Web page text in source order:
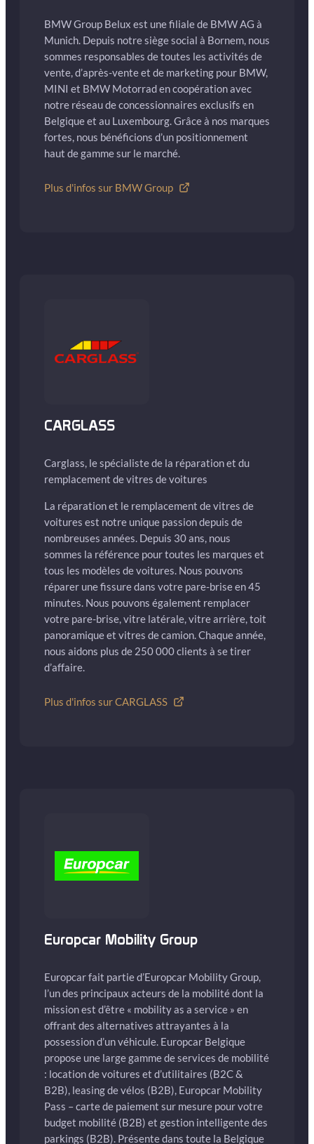
BMW Group Belux est une filiale de BMW AG à
Munich. Depuis notre siège social à Bornem, nous
sommes responsables de toutes les activités de
vente, d’après-vente et de marketing pour BMW,
MINI et BMW Motorrad en coopération avec
notre réseau de concessionnaires exclusifs en
Belgique et au Luxembourg. Grâce à nos marques
fortes, nous bénéficions d’un positionnement
haut de gamme sur le marché.
Plus d'infos sur BMW Group
CARGLASS
Carglass, le spécialiste de la réparation et du
remplacement de vitres de voitures
La réparation et le remplacement de vitres de
voitures est notre unique passion depuis de
nombreuses années. Depuis 30 ans, nous
sommes la référence pour toutes les marques et
tous les modèles de voitures. Nous pouvons
réparer une fissure dans votre pare-brise en 45
minutes. Nous pouvons également remplacer
votre pare-brise, vitre latérale, vitre arrière, toit
panoramique et vitres de camion. Chaque année,
nous aidons plus de 250 000 clients à se tirer
d’affaire.
Plus d'infos sur CARGLASS
Europcar Mobility Group
Europcar fait partie d’Europcar Mobility Group,
l’un des principaux acteurs de la mobilité dont la
mission est d’être « mobility as a service » en
offrant des alternatives attrayantes à la
possession d’un véhicule. Europcar Belgique
propose une large gamme de services de mobilité
: location de voitures et d’utilitaires (B2C &
B2B), leasing de vélos (B2B), Europcar Mobility
Pass – carte de paiement sur mesure pour votre
budget mobilité (B2B) et gestion intelligente des
parkings (B2B). Présente dans toute la Belgique